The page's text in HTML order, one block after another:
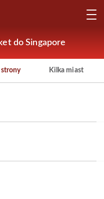
do Singapore
Kilka miast